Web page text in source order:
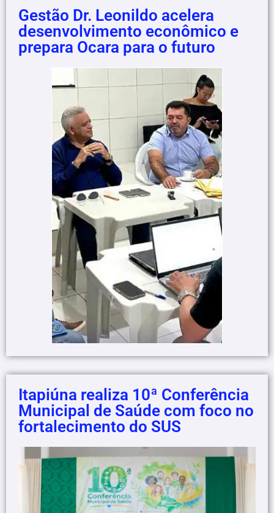
Gestão Dr. Leonildo acelera
desenvolvimento econômico e
prepara Ocara para o futuro
Itapiúna realiza 10ª Conferência
Municipal de Saúde com foco no
fortalecimento do SUS